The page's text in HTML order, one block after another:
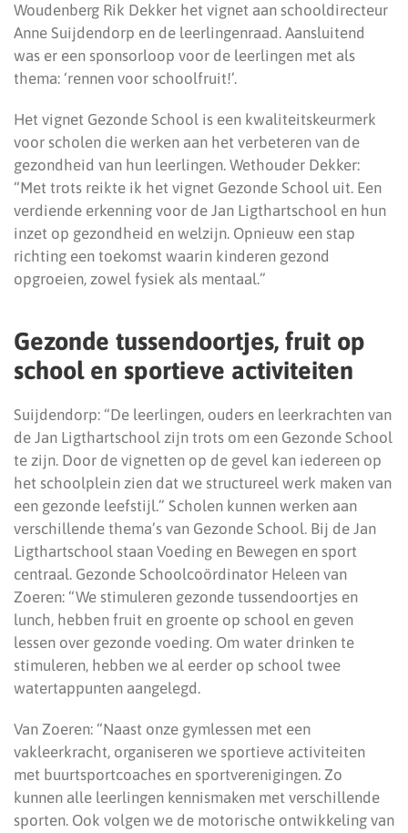
Woudenberg Rik Dekker het vignet aan schooldirecteur
Anne Suijdendorp en de leerlingenraad. Aansluitend
was er een sponsorloop voor de leerlingen met als
thema: ‘rennen voor schoolfruit!’.
Het vignet Gezonde School is een kwaliteitskeurmerk
voor scholen die werken aan het verbeteren van de
gezondheid van hun leerlingen. Wethouder Dekker:
“Met trots reikte ik het vignet Gezonde School uit. Een
verdiende erkenning voor de Jan Ligthartschool en hun
inzet op gezondheid en welzijn. Opnieuw een stap
richting een toekomst waarin kinderen gezond
opgroeien, zowel fysiek als mentaal.”
Gezonde tussendoortjes, fruit op
school en sportieve activiteiten
Suijdendorp: “De leerlingen, ouders en leerkrachten van
de Jan Ligthartschool zijn trots om een Gezonde School
te zijn. Door de vignetten op de gevel kan iedereen op
het schoolplein zien dat we structureel werk maken van
een gezonde leefstijl.” Scholen kunnen werken aan
verschillende thema’s van Gezonde School. Bij de Jan
Ligthartschool staan Voeding en Bewegen en sport
centraal. Gezonde Schoolcoördinator Heleen van
Zoeren: “We stimuleren gezonde tussendoortjes en
lunch, hebben fruit en groente op school en geven
lessen over gezonde voeding. Om water drinken te
stimuleren, hebben we al eerder op school twee
watertappunten aangelegd.
Van Zoeren: “Naast onze gymlessen met een
vakleerkracht, organiseren we sportieve activiteiten
met buurtsportcoaches en sportverenigingen. Zo
kunnen alle leerlingen kennismaken met verschillende
sporten. Ook volgen we de motorische ontwikkeling van